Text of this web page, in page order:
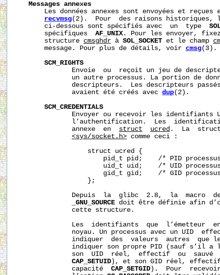
Messages annexes
Les données annexes sont envoyées et reçues
recvmsg(2).  Pour  des raisons historiques,
       ci-dessous sont spécifiés avec  un  type
       spécifiques
AF_UNIX. Pour les envoyer,
       structure
cmsghdr à SOL_SOCKET et le champ
       message. Pour plus de détails, voir
cmsg(3).
SCM_RIGHTS
Envoie  ou  reçoit un jeu de
un autre processus. La portion de
descripteurs.  Les descripteurs
              avaient été créés avec
dup(2).
SCM_CREDENTIALS
Envoyer ou recevoir les identifiants
l’authentification.  Les
              annexe  en
struct ucred .  La
<sys/socket.h> comme ceci :
                  struct ucred {
pid_t pid;    /* PID
uid_t uid;    /* UID
gid_t gid;    /* GID
                  };
Depuis  la  glibc  2.8,  la  macro
_GNU_SOURCE doit être définie afin
              cette structure.
Les  identifiants  que  l’émetteur
noyau. Un processus avec un UID
indiquer  des  valeurs  autres  que
indiquer son propre PID (sauf s’il a
son  UID  réel,  effectif  ou  sauvé
CAP_SETUID ), et son GID réel,
              capacité
CAP_SETGID ).  Pour